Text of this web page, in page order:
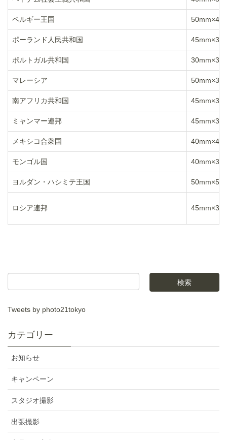
ベルギー王国
ポーランド人民共和国
ポルトガル共和国
マレーシア
南アフリカ共和国
ミャンマー連邦
メキシコ合衆国
モンゴル国
ヨルダン・ハシミテ王国
ロシア連邦
Tweets by photo21tokyo
カテゴリー
お知らせ
キャンペーン
スタジオ撮影
出張撮影